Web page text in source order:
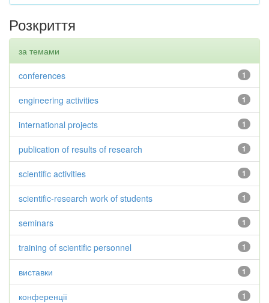
Розкриття
за темами
1
conferences
1
engineering activities
1
international projects
1
publication of results of research
1
scientific activities
1
scientific-research work of students
1
seminars
1
training of scientific personnel
1
виставки
1
конференції